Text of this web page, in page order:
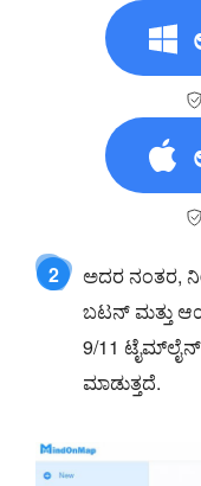
2 ಅದರ ನಂತರ,
ಬಟನ್ ಮತ್ತು
9/11
ಮಾಡುತ್ತದೆ.